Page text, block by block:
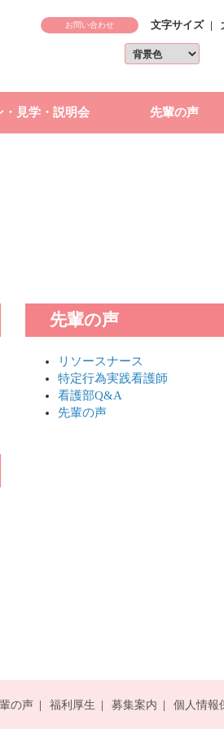
お問い合わせ 文字サイズ
・見学・説明会 先輩の声
先輩の声
リソースナース
特定行為実践看護師
看護部Q&A
先輩の声
の声 福利厚生 募集案内 個人情報